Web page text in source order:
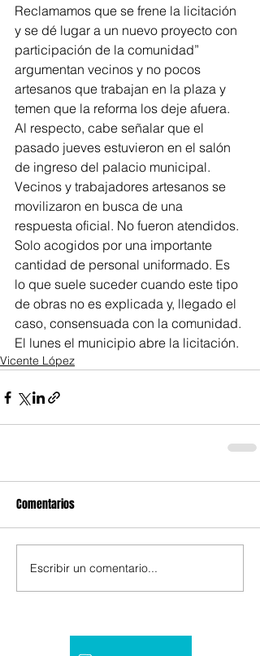
Reclamamos que se frene la licitación
y se dé lugar a un nuevo proyecto con
participación de la comunidad”
argumentan vecinos y no pocos
artesanos que trabajan en la plaza y
temen que la reforma los deje afuera.
Al respecto, cabe señalar que el
pasado jueves estuvieron en el salón
de ingreso del palacio municipal.
Vecinos y trabajadores artesanos se
movilizaron en busca de una
respuesta oficial. No fueron atendidos.
Solo acogidos por una importante
cantidad de personal uniformado. Es
lo que suele suceder cuando este tipo
de obras no es explicada y, llegado el
caso, consensuada con la comunidad.
El lunes el municipio abre la licitación.
Vicente López
Comentarios
Escribir un comentario...